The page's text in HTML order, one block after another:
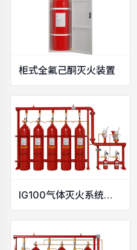
柜式全氟己酮灭火装置
IG100气体灭火系统（15MPa）